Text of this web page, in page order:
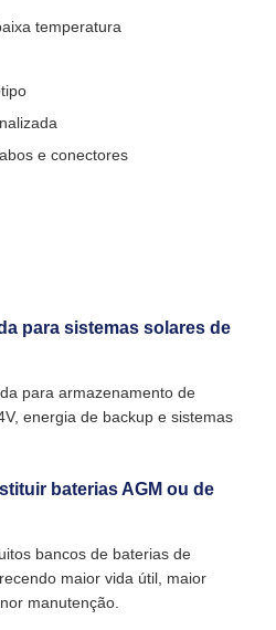
temperatura
e conectores
para sistemas solares de
para armazenamento de
energia de backup e sistemas
baterias AGM ou de
bancos de baterias de
maior vida útil, maior
manutenção.